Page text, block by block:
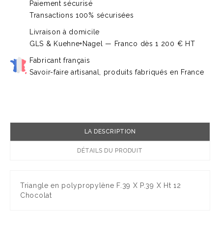
Paiement sécurisé
Transactions 100% sécurisées
Livraison à domicile
GLS & Kuehne+Nagel — Franco dès 1 200 € HT
Fabricant français
Savoir-faire artisanal, produits fabriqués en France
LA DESCRIPTION
DÉTAILS DU PRODUIT
Triangle en polypropylène F.39 X P.39 X Ht 12
Chocolat